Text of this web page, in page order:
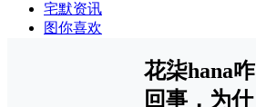
宅默资讯
图你喜欢
花柒hana咋
回事，为什